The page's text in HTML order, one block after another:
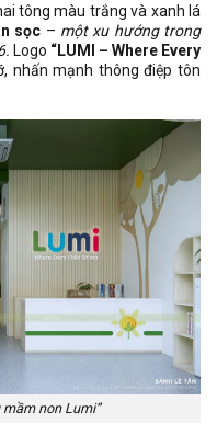
tông màu trắng và xanh lá
sọc – một xu hướng trong
Logo “LUMI – Where Every
nhấn mạnh thông điệp tôn
non Lumi”